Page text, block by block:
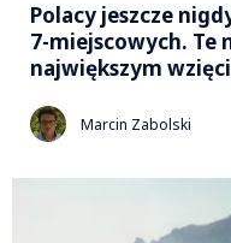
Polacy jeszcze
7-miejscowych. Te
największym
Marcin Zabolski